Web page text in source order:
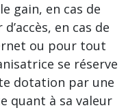
gain, en cas de
en cas de
ou pour tout
se réserve
dotation par une
quant à sa valeur